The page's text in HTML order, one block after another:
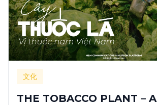
文化
THE TOBACCO PLANT – A